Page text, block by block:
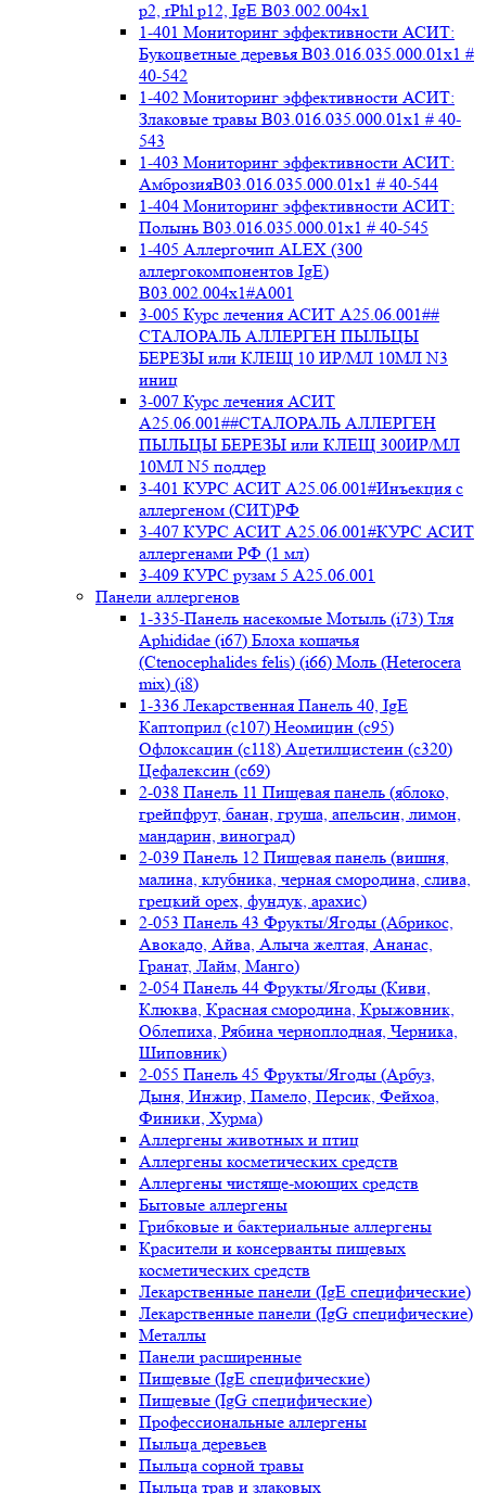
p2, rPhl p12, IgE В03.002.004x1
1-401 Мониторинг эффективности АСИТ:
Букоцветные деревья B03.016.035.000.01x1 #
40-542
1-402 Мониторинг эффективности АСИТ:
Злаковые травы B03.016.035.000.01x1 # 40-
543
1-403 Мониторинг эффективности АСИТ:
АмброзияB03.016.035.000.01x1 # 40-544
1-404 Мониторинг эффективности АСИТ:
Полынь B03.016.035.000.01x1 # 40-545
1-405 Аллергочип ALEX (300
аллергокомпонентов IgE)
В03.002.004x1#А001
3-005 Курс лечения АСИТ А25.06.001##
СТАЛОРАЛЬ АЛЛЕРГЕН ПЫЛЬЦЫ
БЕРЕЗЫ или КЛЕЩ 10 ИР/МЛ 10МЛ N3
иниц
3-007 Курс лечения АСИТ
А25.06.001##СТАЛОРАЛЬ АЛЛЕРГЕН
ПЫЛЬЦЫ БЕРЕЗЫ или КЛЕЩ 300ИР/МЛ
10МЛ N5 поддер
3-401 КУРС АСИТ А25.06.001#Инъекция с
аллергеном (СИТ)РФ
3-407 КУРС АСИТ А25.06.001#КУРС АСИТ
аллергенами РФ (1 мл)
3-409 КУРС рузам 5 А25.06.001
Панели аллергенов
1-335-Панель насекомые Мотыль (i73) Тля
Aphididae (i67) Блоха кошачья
(Ctenocephalides felis) (i66) Моль (Heterocera
mix) (i8)
1-336 Лекарственная Панель 40, IgE
Каптоприл (с107) Неомицин (c95)
Офлоксацин (с118) Ацетилцистеин (с320)
Цефалексин (с69)
2-038 Панель 11 Пищевая панель (яблоко,
грейпфрут, банан, груша, апельсин, лимон,
мандарин, виноград)
2-039 Панель 12 Пищевая панель (вишня,
малина, клубника, черная смородина, слива,
грецкий орех, фундук, арахис)
2-053 Панель 43 Фрукты/Ягоды (Абрикос,
Авокадо, Айва, Алыча желтая, Ананас,
Гранат, Лайм, Манго)
2-054 Панель 44 Фрукты/Ягоды (Киви,
Клюква, Красная смородина, Крыжовник,
Облепиха, Рябина черноплодная, Черника,
Шиповник)
2-055 Панель 45 Фрукты/Ягоды (Арбуз,
Дыня, Инжир, Памело, Персик, Фейхоа,
Финики, Хурма)
Аллергены животных и птиц
Аллергены косметических средств
Аллергены чистяще-моющих средств
Бытовые аллергены
Грибковые и бактериальные аллергены
Красители и консерванты пищевых
косметических средств
Лекарственные панели (IgE специфические)
Лекарственные панели (IgG специфические)
Металлы
Панели расширенные
Пищевые (IgE специфические)
Пищевые (IgG специфические)
Профессиональные аллергены
Пыльца деревьев
Пыльца сорной травы
Пыльца трав и злаковых